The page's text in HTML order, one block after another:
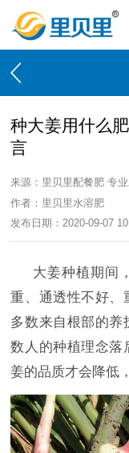
种大姜用什么
言
来源：里贝里配餐肥 专
作者：里贝里水溶肥
发布日期：2020-09-07
大姜种植期间
重、通透性不好、
多数来自根部的养
数人的种植理念落
姜的品质才会降低